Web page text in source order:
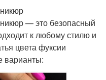
— это безопасный
к любому стилю и
цвета фуксии
варианты: